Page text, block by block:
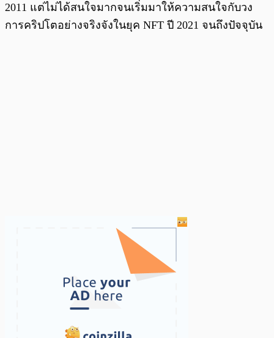
2011 แต่ไม่ได้สนใจมากจนเริ่มมาให้ความสนใจกับวง
การคริปโตอย่างจริงจังในยุค NFT ปี 2021 จนถึงปัจจุบัน